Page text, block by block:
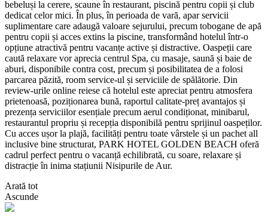
bebeluși la cerere, scaune în restaurant, piscină pentru copii și club
dedicat celor mici. În plus, în perioada de vară, apar servicii
suplimentare care adaugă valoare sejurului, precum tobogane de apă
pentru copii și acces extins la piscine, transformând hotelul într-o
opțiune atractivă pentru vacanțe active și distractive. Oaspeții care
caută relaxare vor aprecia centrul Spa, cu masaje, saună și baie de
aburi, disponibile contra cost, precum și posibilitatea de a folosi
parcarea păzită, room service-ul și serviciile de spălătorie. Din
review-urile online reiese că hotelul este apreciat pentru atmosfera
prietenoasă, poziționarea bună, raportul calitate-preț avantajos și
prezența serviciilor esențiale precum aerul condiționat, minibarul,
restaurantul propriu și recepția disponibilă pentru sprijinul oaspeților.
Cu acces ușor la plajă, facilități pentru toate vârstele și un pachet all
inclusive bine structurat, PARK HOTEL GOLDEN BEACH oferă
cadrul perfect pentru o vacanță echilibrată, cu soare, relaxare și
distracție în inima stațiunii Nisipurile de Aur.
Arată tot
Ascunde